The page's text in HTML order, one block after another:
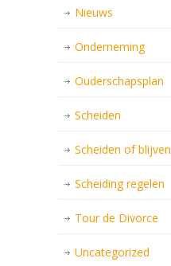
Nieuws
Onderneming
Ouderschapsplan
Scheiden
Scheiden of blijven
Scheiding regelen
Tour de Divorce
Uncategorized